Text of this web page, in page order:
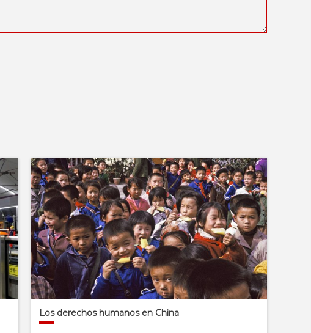
Los derechos humanos en China